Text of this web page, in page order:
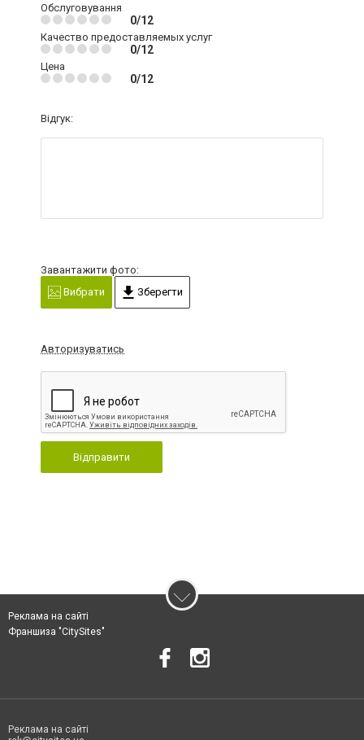
Обслуговування
0/12
Качество предоставляемых услуг
0/12
Цена
0/12
Відгук:
Завантажити фото:
Вибрати
Зберегти
Авторизуватись
Відправити
Реклама на сайті
Франшиза "CitySites"
Реклама на сайті